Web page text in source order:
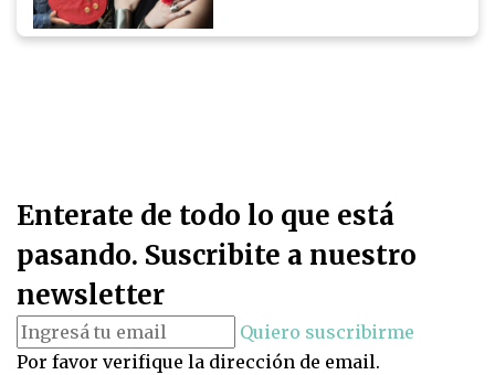
Enterate de todo lo que está
pasando. Suscribite a nuestro
newsletter
Quiero suscribirme
Por favor verifique la dirección de email.